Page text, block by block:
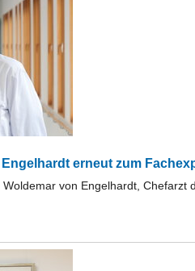
erneut zum
von Engelhardt, Chefarzt